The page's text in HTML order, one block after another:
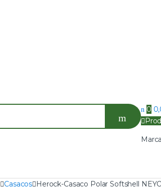
0
Casacos Herock-Casaco Polar Softshell